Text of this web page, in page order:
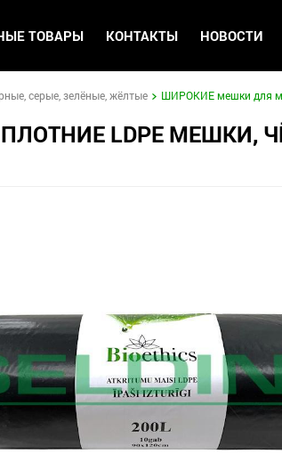
ТОВАРЫ КОНТАКТЫ НОВОСТИ
серые, зелёные, жёлтые ШИРОКИЕ мешки для
ПЛОТНИЕ LDPE МЕШКИ,